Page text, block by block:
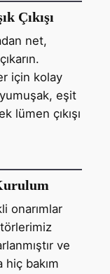
Çıkışı
net,
için kolay
eşit
lümen çıkışı
onarımlar
ve
hiç bakım